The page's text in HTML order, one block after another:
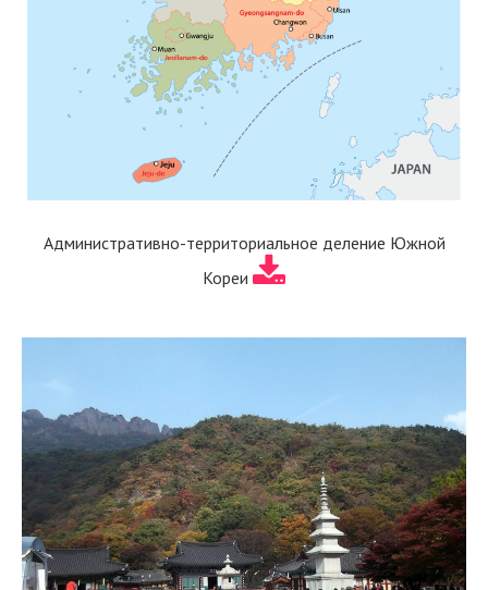
Административно-территориальное деление Южной
Кореи